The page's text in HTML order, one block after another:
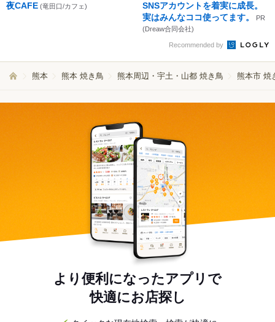
夜CAFE (竜田口/カフェ)
SNSアカウントを着実に成長。
実はみんなココ使ってます。
PR
(Dreaw合同会社)
Recommended by
熊本 熊本 焼き鳥 熊本周辺・宇土・山都 焼き鳥 熊本市 焼
より便利になったアプリで
快適にお店探し